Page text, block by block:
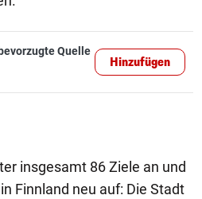
bevorzugte Quelle
Hinzufügen
insgesamt 86 Ziele an und
Finnland neu auf: Die Stadt